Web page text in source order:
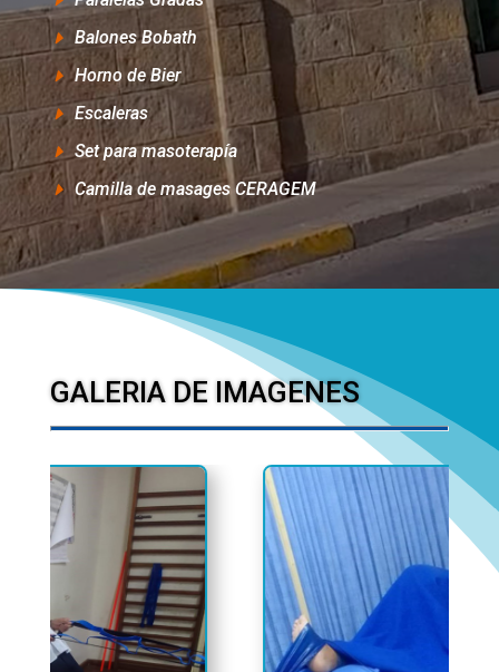
Balones Bobath
Horno de Bier
Escaleras
Set para masoterapía
Camilla de masages CERAGEM
GALERIA DE IMAGENES